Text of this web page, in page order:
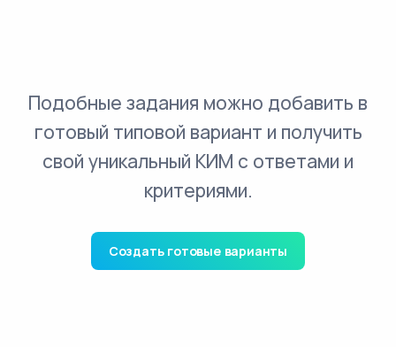
Подобные задания можно добавить в
готовый типовой вариант и получить
свой уникальный КИМ с ответами и
критериями.
Создать готовые варианты